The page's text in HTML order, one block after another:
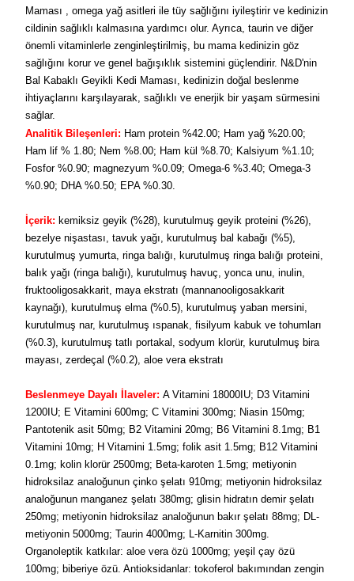
Maması , omega yağ asitleri ile tüy sağlığını iyileştirir ve kedinizin
cildinin sağlıklı kalmasına yardımcı olur. Ayrıca, taurin ve diğer
önemli vitaminlerle zenginleştirilmiş, bu mama kedinizin göz
sağlığını korur ve genel bağışıklık sistemini güçlendirir. N&D'nin
Bal Kabaklı Geyikli Kedi Maması, kedinizin doğal beslenme
ihtiyaçlarını karşılayarak, sağlıklı ve enerjik bir yaşam sürmesini
sağlar.
Analitik Bileşenleri: Ham protein %42.00; Ham yağ %20.00;
Ham lif % 1.80; Nem %8.00; Ham kül %8.70; Kalsiyum %1.10;
Fosfor %0.90; magnezyum %0.09; Omega‐6 %3.40; Omega‐3
%0.90; DHA %0.50; EPA %0.30.
İçerik: kemiksiz geyik (%28), kurutulmuş geyik proteini (%26),
bezelye nişastası, tavuk yağı, kurutulmuş bal kabağı (%5),
kurutulmuş yumurta, ringa balığı, kurutulmuş ringa balığı proteini,
balık yağı (ringa balığı), kurutulmuş havuç, yonca unu, inulin,
fruktooligosakkarit, maya ekstratı (mannanooligosakkarit
kaynağı), kurutulmuş elma (%0.5), kurutulmuş yaban mersini,
kurutulmuş nar, kurutulmuş ıspanak, fisilyum kabuk ve tohumları
(%0.3), kurutulmuş tatlı portakal, sodyum klorür, kurutulmuş bira
mayası, zerdeçal (%0.2), aloe vera ekstratı
Beslenmeye Dayalı İlaveler: A Vitamini 18000IU; D3 Vitamini
1200IU; E Vitamini 600mg; C Vitamini 300mg; Niasin 150mg;
Pantotenik asit 50mg; B2 Vitamini 20mg; B6 Vitamini 8.1mg; B1
Vitamini 10mg; H Vitamini 1.5mg; folik asit 1.5mg; B12 Vitamini
0.1mg; kolin klorür 2500mg; Beta‐karoten 1.5mg; metiyonin
hidroksilaz analoğunun çinko şelatı 910mg; metiyonin hidroksilaz
analoğunun manganez şelatı 380mg; glisin hidratın demir şelatı
250mg; metiyonin hidroksilaz analoğunun bakır şelatı 88mg; DL‐
metiyonin 5000mg; Taurin 4000mg; L‐Karnitin 300mg.
Organoleptik katkılar: aloe vera özü 1000mg; yeşil çay özü
100mg; biberiye özü. Antioksidanlar: tokoferol bakımından zengin